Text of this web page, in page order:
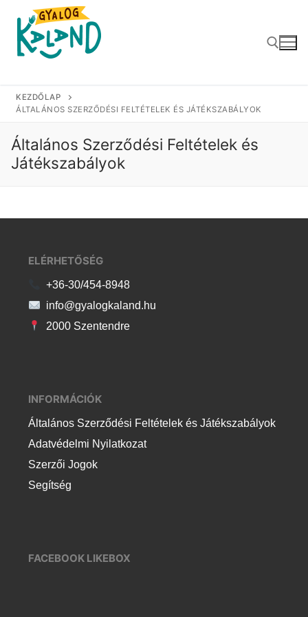
tartalomra
KEZDŐLAP
ÁLTALÁNOS SZERZŐDÉSI FELTÉTELEK ÉS JÁTÉKSZABÁLYOK
Általános Szerződési Feltételek és
Játékszabályok
ELÉRHETŐSÉG
+36-30/454-8948
info@gyalogkaland.hu
2000 Szentendre
INFORMÁCIÓK
Általános Szerződési Feltételek és Játékszabályok
Adatvédelmi Nyilatkozat
Szerzői Jogok
Segítség
FACEBOOK LIKEBOX